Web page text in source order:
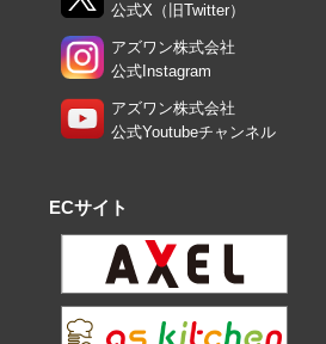
公式X（旧Twitter）
アズワン株式会社
公式Instagram
アズワン株式会社
公式Youtubeチャンネル
ECサイト